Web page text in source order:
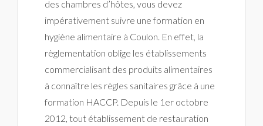
des chambres d’hôtes, vous devez
impérativement suivre une formation en
hygiène alimentaire à Coulon. En effet, la
règlementation oblige les établissements
commercialisant des produits alimentaires
à connaître les règles sanitaires grâce à une
formation HACCP. Depuis le 1er octobre
2012, tout établissement de restauration